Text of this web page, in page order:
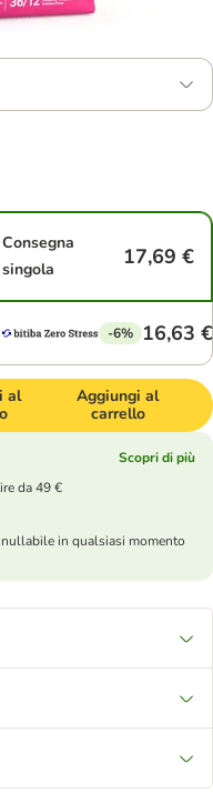
Consegna
singola
17,69 €
-6% 16,63 €
al
Aggiungi al
carrello
Scopri di più
da 49 €
in qualsiasi momento